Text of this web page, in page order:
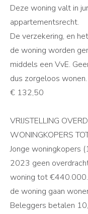
Deze woning valt in
appartementsrecht.
De verzekering, en
de woning worden
middels een VvE.
dus zorgeloos
€ 132,50
VRIJSTELLING
WONINGKOPERS
Jonge woningkopers
2023 geen
woning tot €440.000.
de woning gaan
Beleggers betalen